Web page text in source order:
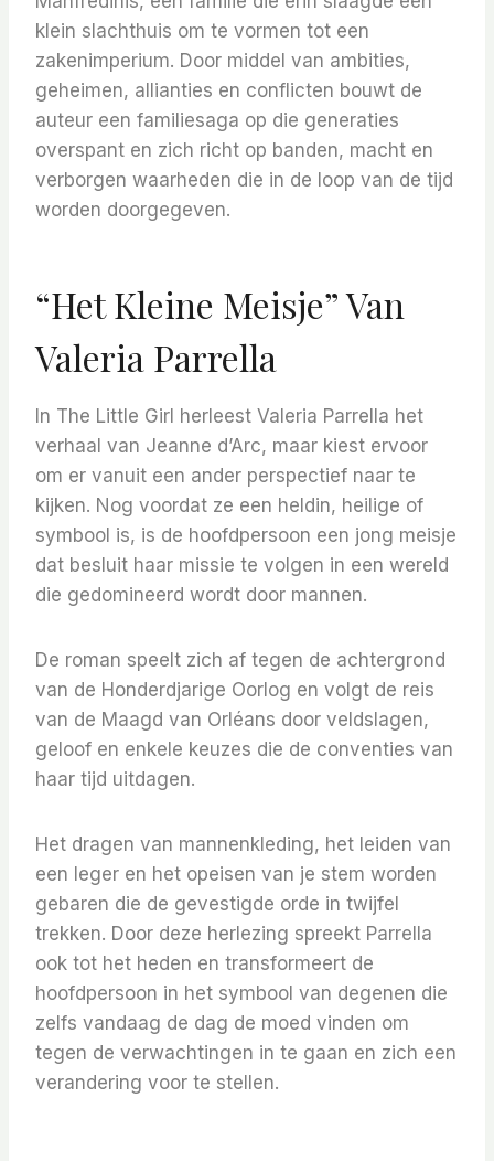
klein slachthuis om te vormen tot een
zakenimperium. Door middel van ambities,
geheimen, allianties en conflicten bouwt de
auteur een familiesaga op die generaties
overspant en zich richt op banden, macht en
verborgen waarheden die in de loop van de tijd
worden doorgegeven.
“Het Kleine Meisje” Van
Valeria Parrella
In The Little Girl herleest Valeria Parrella het
verhaal van Jeanne d’Arc, maar kiest ervoor
om er vanuit een ander perspectief naar te
kijken. Nog voordat ze een heldin, heilige of
symbool is, is de hoofdpersoon een jong meisje
dat besluit haar missie te volgen in een wereld
die gedomineerd wordt door mannen.
De roman speelt zich af tegen de achtergrond
van de Honderdjarige Oorlog en volgt de reis
van de Maagd van Orléans door veldslagen,
geloof en enkele keuzes die de conventies van
haar tijd uitdagen.
Het dragen van mannenkleding, het leiden van
een leger en het opeisen van je stem worden
gebaren die de gevestigde orde in twijfel
trekken. Door deze herlezing spreekt Parrella
ook tot het heden en transformeert de
hoofdpersoon in het symbool van degenen die
zelfs vandaag de dag de moed vinden om
tegen de verwachtingen in te gaan en zich een
verandering voor te stellen.